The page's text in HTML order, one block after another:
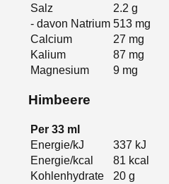
Salz
2.2 g
- davon Natrium 513 mg
Calcium
27 mg
Kalium
87 mg
Magnesium
9 mg
Himbeere
Per 33 ml
Energie/kJ
337 kJ
Energie/kcal
81 kcal
Kohlenhydrate
20 g